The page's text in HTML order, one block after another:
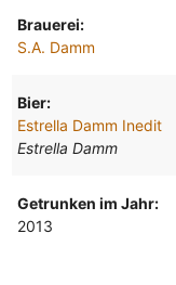
Brauerei:
S.A. Damm
Bier:
Estrella Damm Inedit
Estrella Damm
Getrunken im Jahr:
2013